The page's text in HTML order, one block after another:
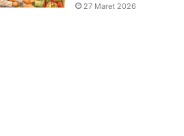
27 Maret 2026